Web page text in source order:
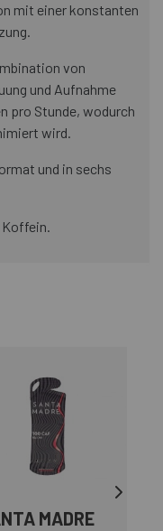
mit einer konstanten
von
und Aufnahme
pro Stunde, wodurch
wird.
und in sechs
Koffein.
MADRE